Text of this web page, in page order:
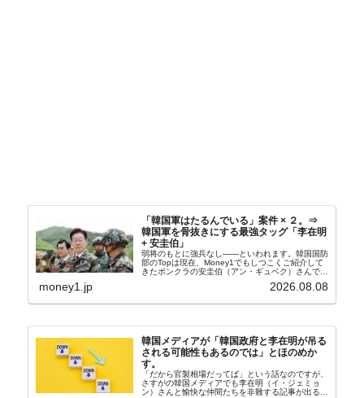
「韓国軍はたるんでいる」案件 × ２。⇒
韓国軍を骨抜きにする最強タッグ「李在明
+ 安圭伯」
弱将のもとに強兵なし――といわれます。韓国国防
部のTopは現在、Money1でもしつこくご紹介して
きたボンクラの安圭伯（アン・ギュベク）さんで
さんと「韓国初の文官上がり」の国防部長官安圭伯
money1.jp 2026.08.08
韓国メディアが「韓国政府と李在明が吊る
される可能性もあるのでは」とほのめか
す。
「だから官製相場だってば」という話なのですが、
さすがの韓国メディアでも李在明（イ・ジェミョ
ン）さんと愉快な仲間たちを非難する記事が出るよ